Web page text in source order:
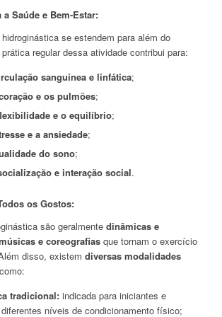
a Saúde e Bem-Estar:
se estendem para além do
regular dessa atividade contribui para:
sanguínea e linfática;
e os pulmões;
e o equilíbrio;
e a ansiedade;
do sono;
e interação social.
os Gostos:
são geralmente dinâmicas e
e coreografiasque tornam o exercício
disso, existem diversas modalidades
tradicional:indicada para iniciantes e
níveis de condicionamento físico;